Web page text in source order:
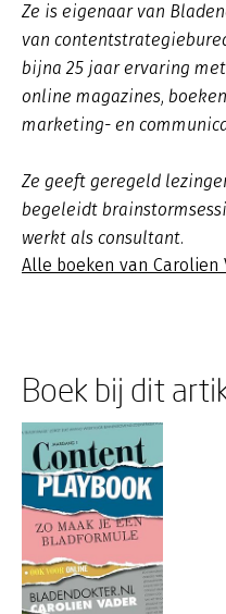
Ze is eigenaar van
van
bijna 25 jaar ervaring
online magazines,
marketing- en
Ze geeft geregeld
begeleidt
werkt als consultant.
Alle boeken van Carolien
Boek bij dit